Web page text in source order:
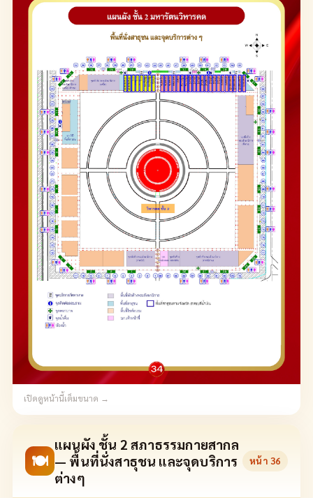
เปิดดูหน้านี้เต็มขนาด →
🍽
แผนผัง ชั้น 2 สภาธรรมกายสากล
— พื้นที่นั่งสาธุชน และจุดบริการ
ต่างๆ
หน้า 36